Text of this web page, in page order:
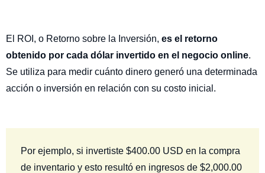
El ROI, o Retorno sobre la Inversión, es el retorno
obtenido por cada dólar invertido en el negocio online.
Se utiliza para medir cuánto dinero generó una determinada
acción o inversión en relación con su costo inicial.
Por ejemplo, si invertiste $400.00 USD en la compra
de inventario y esto resultó en ingresos de $2,000.00